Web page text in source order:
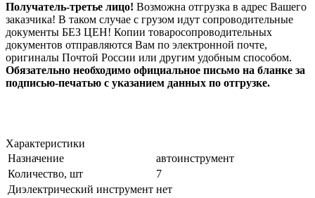
Получатель-третье лицо! Возможна отгрузка в адрес Вашего
заказчика! В таком случае с грузом идут сопроводительные
документы БЕЗ ЦЕН! Копии товаросопроводительных
документов отправляются Вам по электронной почте,
оригиналы Почтой России или другим удобным способом.
Обязательно необходимо официальное письмо на бланке за
подписью-печатью с указанием данных по отгрузке.
Характеристики
Назначение
автоинструмент
Количество, шт
7
Диэлектрический инструмент нет